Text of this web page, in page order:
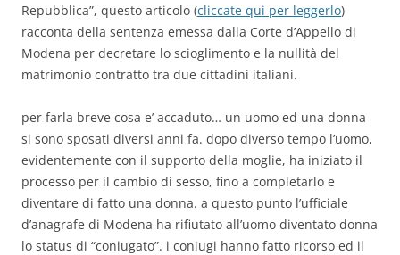
Repubblica”, questo articolo (cliccate qui per leggerlo)
racconta della sentenza emessa dalla Corte d’Appello di
Modena per decretare lo scioglimento e la nullità del
matrimonio contratto tra due cittadini italiani.
per farla breve cosa e’ accaduto… un uomo ed una donna
si sono sposati diversi anni fa. dopo diverso tempo l’uomo,
evidentemente con il supporto della moglie, ha iniziato il
processo per il cambio di sesso, fino a completarlo e
diventare di fatto una donna. a questo punto l’ufficiale
d’anagrafe di Modena ha rifiutato all’uomo diventato donna
lo status di “coniugato”. i coniugi hanno fatto ricorso ed il